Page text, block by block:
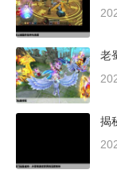
老
揭